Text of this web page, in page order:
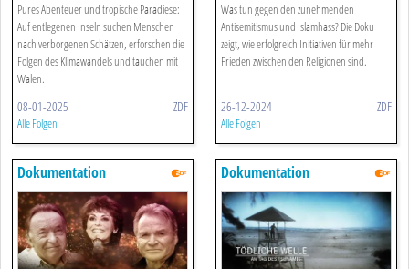
Pures Abenteuer und tropische Paradiese:
Auf entlegenen Inseln suchen Menschen
nach verborgenen Schätzen, erforschen die
Folgen des Klimawandels und tauchen mit
Walen.
08-01-2025 ZDF
Alle Folgen
Was tun gegen den zunehmenden
Antisemitismus und Islamhass? Die Doku
zeigt, wie erfolgreich Initiativen für mehr
Frieden zwischen den Religionen sind.
26-12-2024 ZDF
Alle Folgen
Dokumentation Dokumentation